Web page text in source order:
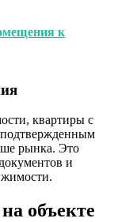
к
квартиры с
рынка. Это
и
объекте